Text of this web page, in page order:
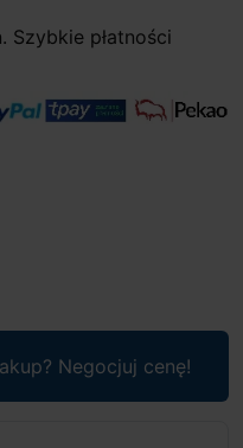
Szybkie płatności
Negocjuj cenę!